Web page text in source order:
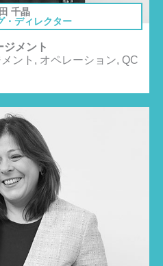
千晶
・ディレクター
ジメント
ント, オペレーション, QC